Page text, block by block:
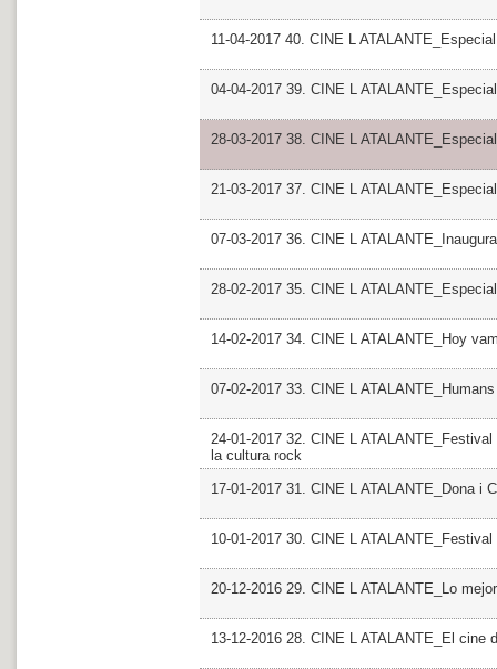
11-04-2017 40. CINE L
04-04-2017 39. CINE L
28-03-2017 38. CINE L
21-03-2017 37. CINE L
07-03-2017 36. CINE L
28-02-2017 35. CINE L
14-02-2017 34. CINE L ATALANTE_Hoy
07-02-2017 33. CINE L
24-01-2017 32. CINE L
la cultura rock
17-01-2017 31. CINE L ATALANTE_Dona i
10-01-2017 30. CINE L
20-12-2016 29. CINE L ATALANTE_Lo
13-12-2016 28. CINE L ATALANTE_El cine